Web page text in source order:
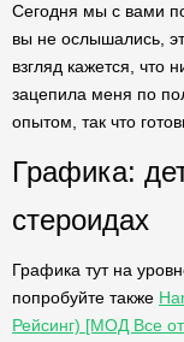
Сегодня мы с вами
вы не ослышались,
взгляд кажется, что
зацепила меня по
опытом, так что
Графика:
стероидах
Графика тут на
попробуйте также
Рейсинг) [МОД Все